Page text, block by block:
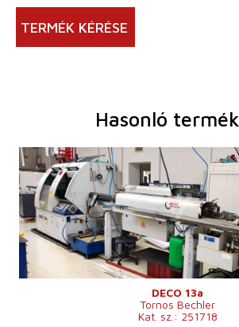
TERMÉK KÉRÉSE
Hasonló
Gyártás éve:
2008
A munkadarab maximális hoszúsága
184 mm
Az ágy fölötti anyag átmérője
mm
Vezérlőrendszer
nem
DECO 13a
Tornos Bechler
Kat. sz.: 251718